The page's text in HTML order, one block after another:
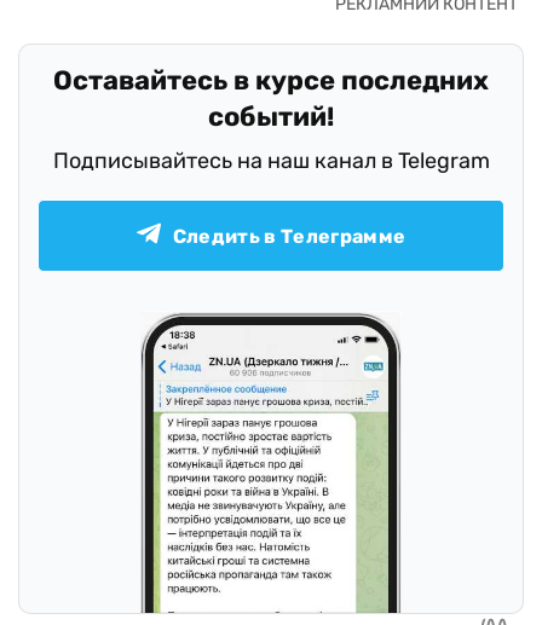
Оставайтесь в курсе последних
событий!
Подписывайтесь на наш канал в Telegram
Следить в Телеграмме